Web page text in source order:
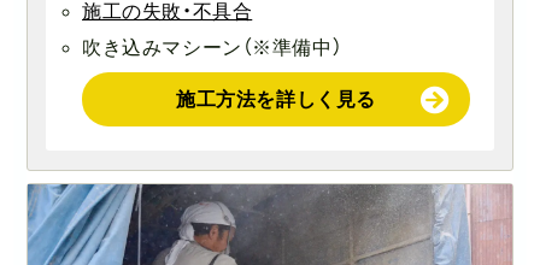
施工の失敗・不具合
吹き込みマシーン（※準備中）
施工方法を詳しく見る